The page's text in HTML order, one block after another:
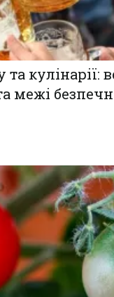
та кулінарії:
межі